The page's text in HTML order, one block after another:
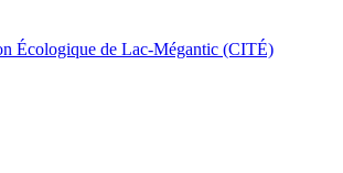
Écologique de Lac-Mégantic (CITÉ)